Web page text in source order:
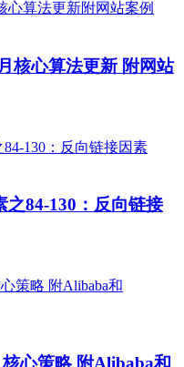
核心算法更新 附网站
之84-130：反向链接
心策略 附Alibaba和